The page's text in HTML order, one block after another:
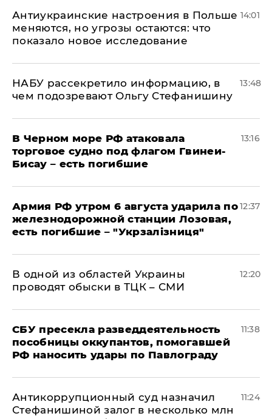
Антиукраинские настроения в Польше
меняются, но угрозы остаются: что
показало новое исследование
14:01
НАБУ рассекретило информацию, в
чем подозревают Ольгу Стефанишину
13:48
В Черном море РФ атаковала
торговое судно под флагом Гвинеи-
Бисау – есть погибшие
13:16
Армия РФ утром 6 августа ударила по
железнодорожной станции Лозовая,
есть погибшие – "Укрзалізниця"
12:37
В одной из областей Украины
проводят обыски в ТЦК – СМИ
12:20
СБУ пресекла разведдеятельность
пособницы оккупантов, помогавшей
РФ наносить удары по Павлограду
11:38
Антикоррупционный суд назначил
Стефанишиной залог в несколько млн
11:24